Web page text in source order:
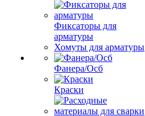
Фиксаторы для
арматуры
Хомуты для арматуры
Фанера/Осб
Краски